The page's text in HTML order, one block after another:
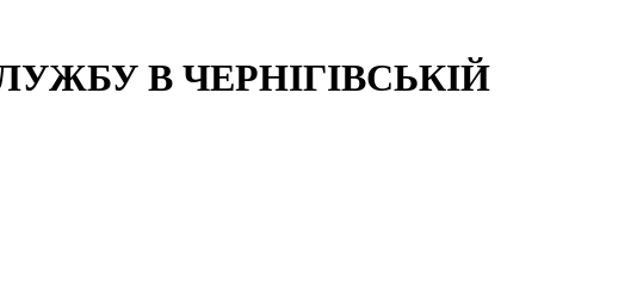
В ЧЕРНІГІВСЬКІЙ